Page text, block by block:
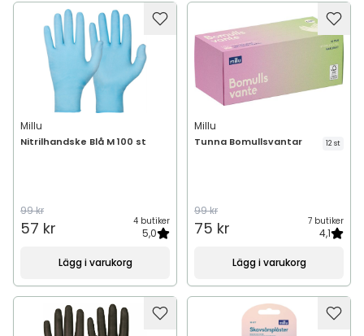
Millu
Nitrilhandske Blå M 100 st
99 kr
57 kr 4 butiker
5,0
Lägg i varukorg
Millu
Tunna Bomullsvantar 12 st
99 kr
75 kr 7 butiker
4,1
Lägg i varukorg